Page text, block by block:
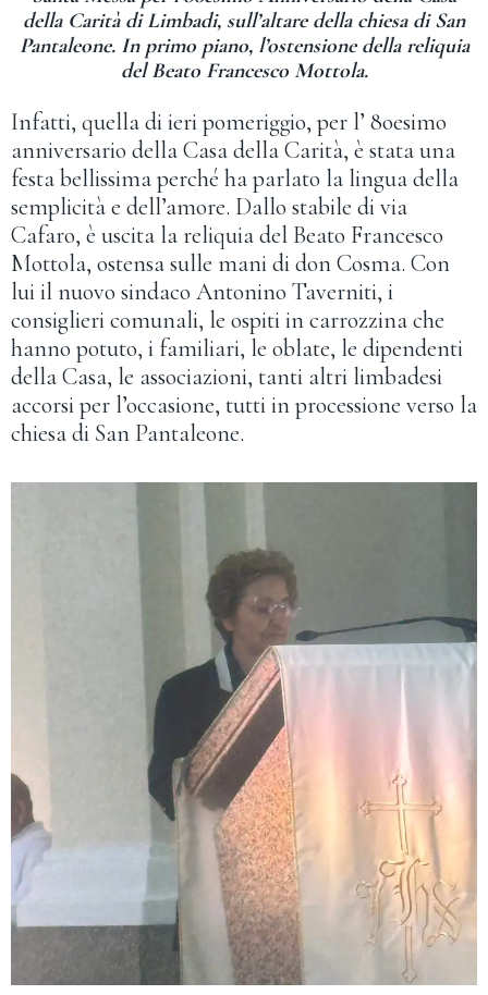
della Carità di Limbadi, sull’altare della chiesa di San
Pantaleone. In primo piano, l’ostensione della reliquia
del Beato Francesco Mottola.
Infatti, quella di ieri pomeriggio, per l’ 8oesimo
anniversario della Casa della Carità, è stata una
festa bellissima perché ha parlato la lingua della
semplicità e dell’amore. Dallo stabile di via
Cafaro, è uscita la reliquia del Beato Francesco
Mottola, ostensa sulle mani di don Cosma. Con
lui il nuovo sindaco Antonino Taverniti, i
consiglieri comunali, le ospiti in carrozzina che
hanno potuto, i familiari, le oblate, le dipendenti
della Casa, le associazioni, tanti altri limbadesi
accorsi per l’occasione, tutti in processione verso la
chiesa di San Pantaleone.